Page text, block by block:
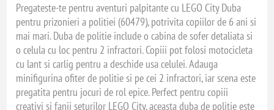
Pregateste-te pentru aventuri palpitante cu LEGO City Duba
pentru prizonieri a politiei (60479), potrivita copiilor de 6 ani si
mai mari. Duba de politie include o cabina de sofer detaliata si
o celula cu loc pentru 2 infractori. Copiii pot folosi motocicleta
cu lant si carlig pentru a deschide usa celulei. Adauga
minifigurina ofiter de politie si pe cei 2 infractori, iar scena este
pregatita pentru jocuri de rol epice. Perfect pentru copiii
creativi si fanii seturilor LEGO City, aceasta duba de politie este